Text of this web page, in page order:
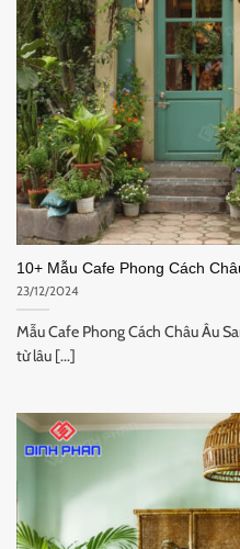
10+ Mẫu Cafe Phong Cách
23/12/2024
Mẫu Cafe Phong Cách Châu Âu
từ lâu [...]